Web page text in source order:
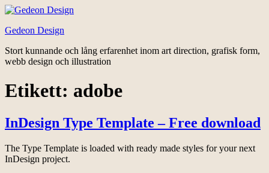
Hoppa
innehåll
Gedeon Design
Stort kunnande och lång erfarenhet inom art direction, grafisk form,
webb design och illustration
Etikett: adobe
InDesign Type Template – Free download
The Type Template is loaded with ready made styles for your next
InDesign project.